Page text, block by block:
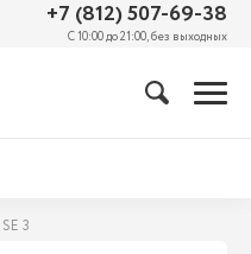
+7 (812) 507-69-38
С 10:00 до 21:00, без выходных
3